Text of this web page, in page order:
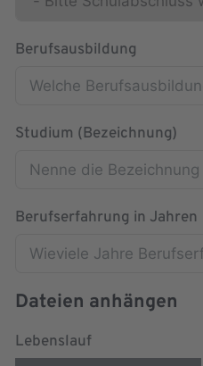
Berufsausbildung
Studium (Bezeichnung)
Berufserfahrung in Jahren
Dateien anhängen
Lebenslauf